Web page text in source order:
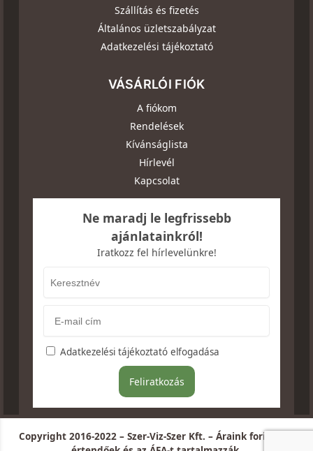
Szállítás és fizetés
Általános üzletszabályzat
Adatkezelési tájékoztató
VÁSÁRLÓI FIÓK
A fiókom
Rendelések
Kívánságlista
Hírlevél
Kapcsolat
Ne maradj le legfrissebb
ajánlatainkról!
Iratkozz fel hírlevelünkre!
Adatkezelési tájékoztató elfogadása
Copyright 2016-2022 – Szer-Viz-Szer Kft. – Áraink forintban